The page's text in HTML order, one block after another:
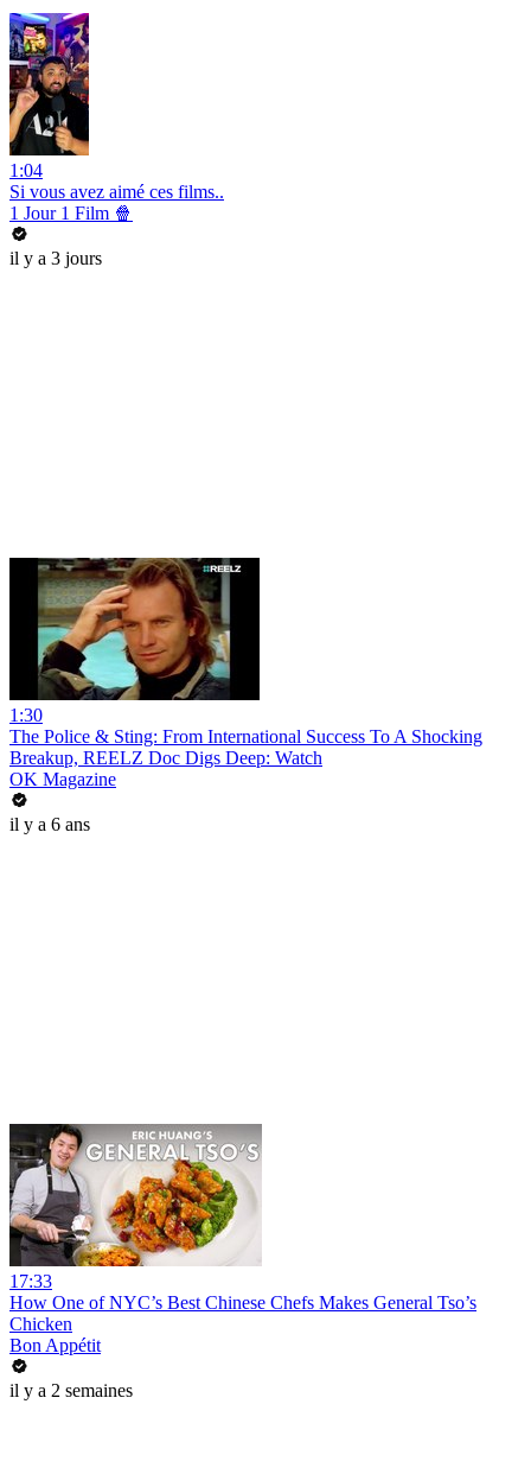
1:04
Si vous avez aimé ces films..
1 Jour 1 Film 🍿
il y a 3 jours
1:30
The Police & Sting: From International Success To A Shocking
Breakup, REELZ Doc Digs Deep: Watch
OK Magazine
il y a 6 ans
17:33
How One of NYC’s Best Chinese Chefs Makes General Tso’s
Chicken
Bon Appétit
il y a 2 semaines